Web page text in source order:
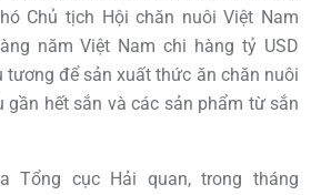
Chủ tịch Hội chăn nuôi Việt Nam
năm Việt Nam chi hàng tỷ USD
tương để sản xuất thức ăn chăn nuôi
gần hết sắn và các sản phẩm từ sắn
Tổng cục Hải quan, trong tháng